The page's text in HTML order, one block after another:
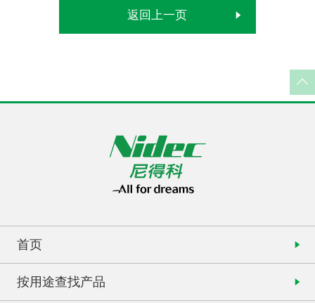
返回上一页
首页
按用途查找产品